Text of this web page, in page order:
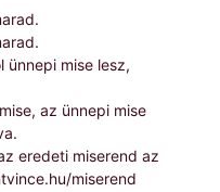
mise lesz,
az ünnepi mise
eredeti miserend az
miserend